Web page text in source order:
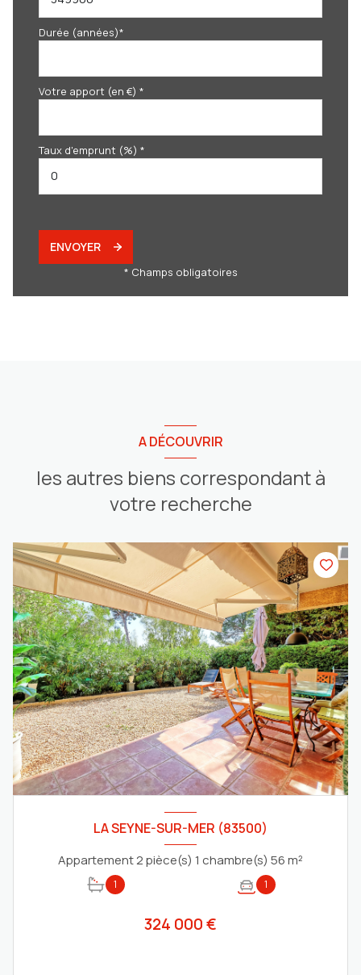
Durée (années)*
Votre apport (en €) *
Taux d'emprunt (%) *
ENVOYER
* Champs obligatoires
A DÉCOUVRIR
les autres biens correspondant à
votre recherche
LA SEYNE-SUR-MER (83500)
Appartement 2 pièce(s) 1 chambre(s) 56 m²
1 1
324 000 €